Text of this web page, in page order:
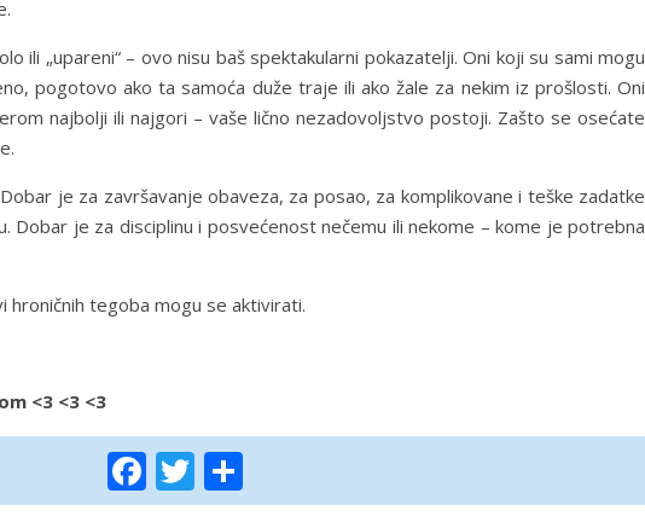
ili „upareni“ – ovo nisu baš spektakularni pokazatelji. Oni koji su sami mogu
pogotovo ako ta samoća duže traje ili ako žale za nekim iz prošlosti. Oni
najbolji ili najgori – vaše lično nezadovoljstvo postoji. Zašto se osećate
je za završavanje obaveza, za posao, za komplikovane i teške zadatke
Dobar je za disciplinu i posvećenost nečemu ili nekome – kome je potrebna
tegoba mogu se aktivirati.
<3 <3 <3
Facebook
Twitter